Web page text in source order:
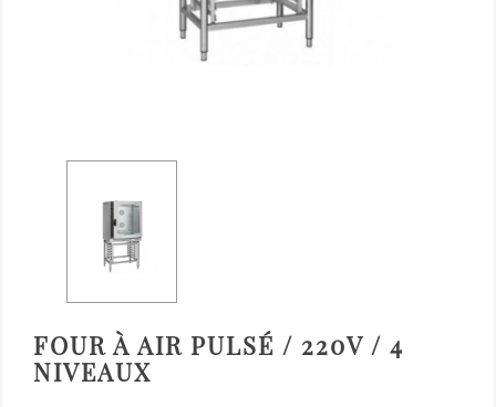
FOUR À AIR PULSÉ / 220V / 4
NIVEAUX